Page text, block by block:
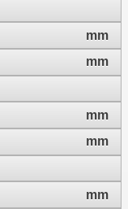
mm
mm
mm
mm
mm